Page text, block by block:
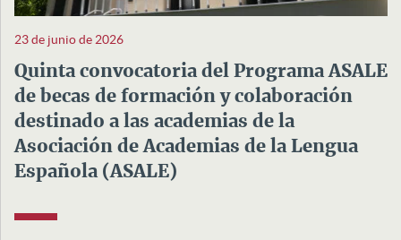
23 de junio de 2026
Quinta convocatoria del Programa ASALE
de becas de formación y colaboración
destinado a las academias de la
Asociación de Academias de la Lengua
Española (ASALE)